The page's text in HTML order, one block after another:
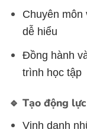
Chuyên
dễ hiểu
Đồng hành
trình học tập
🔹 Tạo động
Vinh danh